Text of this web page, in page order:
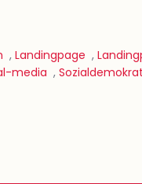
, Landingpage ,
media ,